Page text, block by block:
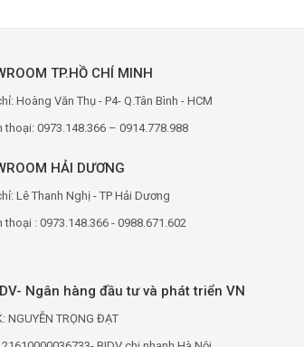
TP.HỒ CHÍ MINH
Hoàng Văn Thụ - P4- Q.Tân Bình - HCM
thoại: 0973.148.366 – 0914.778.988
HẢI DƯƠNG
Lê Thanh Nghị - TP Hải Dương
thoại : 0973.148.366 - 0988.671.602
Ngân hàng đầu tư và phát triển VN
NGUYỄN TRỌNG ĐẠT